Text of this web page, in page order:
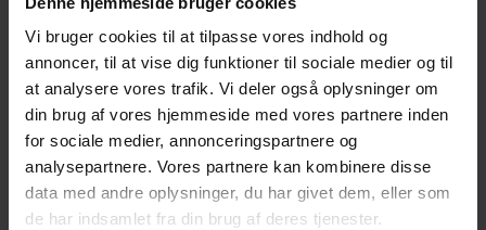
Vi bruger cookies til at tilpasse vores indhold og
annoncer, til at vise dig funktioner til sociale medier og til
at analysere vores trafik. Vi deler også oplysninger om
din brug af vores hjemmeside med vores partnere inden
for sociale medier, annonceringspartnere og
analysepartnere. Vores partnere kan kombinere disse
data med andre oplysninger, du har givet dem, eller som
de har indsamlet fra din brug af deres tjenester.
Restaurantpakken kan købesbåde med
og uden entré, alt efter hvad du har
behov for. Du vælger blot den ønskede
variant, når du bestiller billet til
løbsdagen.
Køb Restaurantpakken samme sted
som du køber billet til løbet under